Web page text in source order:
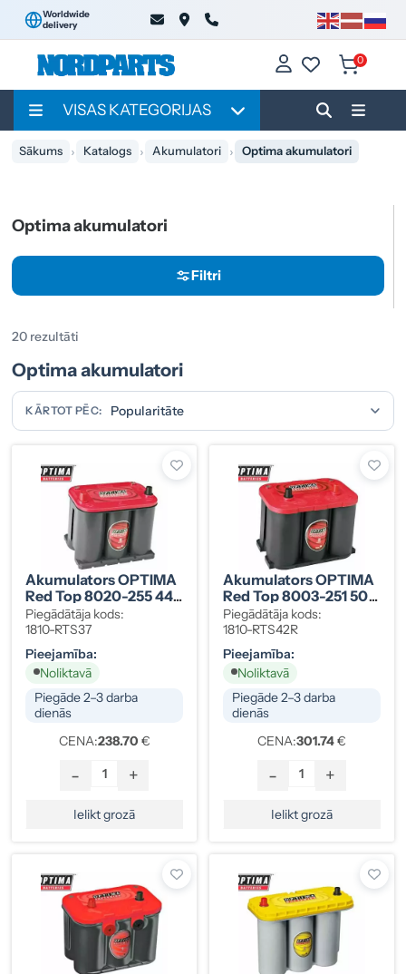
Worldwide
delivery
0
VISAS KATEGORIJAS
Sākums Katalogs Akumulatori Optima akumulatori
Optima akumulatori
Filtri
20 rezultāti
Optima akumulatori
KĀRTOT PĒC:
Akumulators OPTIMA
Red Top 8020-255 44
Ah
Piegādātāja kods:
1810-RTS37
Pieejamība:
Noliktavā
Piegāde 2–3 darba
dienās
CENA:238.70 €
- +
Ielikt grozā
Akumulators OPTIMA
Red Top 8003-251 50
Ah
Piegādātāja kods:
1810-RTS42R
Pieejamība:
Noliktavā
Piegāde 2–3 darba
dienās
CENA:301.74€
- +
Ielikt grozā